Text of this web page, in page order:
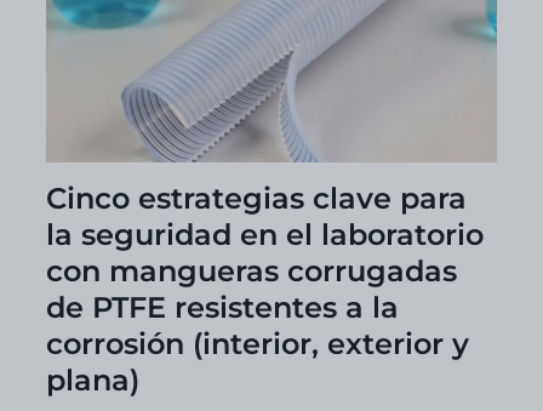
Cinco estrategias clave para
la seguridad en el laboratorio
con mangueras corrugadas
de PTFE resistentes a la
corrosión (interior, exterior y
plana)